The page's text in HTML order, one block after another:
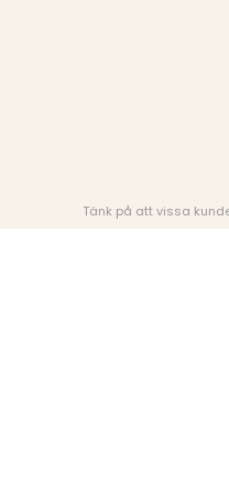
Tänk på att vissa